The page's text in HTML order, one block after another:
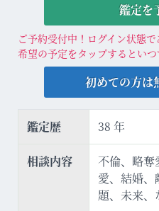
鑑定を
ご予約受付中！ログイン状態
希望の予定をタップするとい
初めての方は
鑑定歴 38 年
相談内容
不倫、略
愛、結婚、
題、未来、